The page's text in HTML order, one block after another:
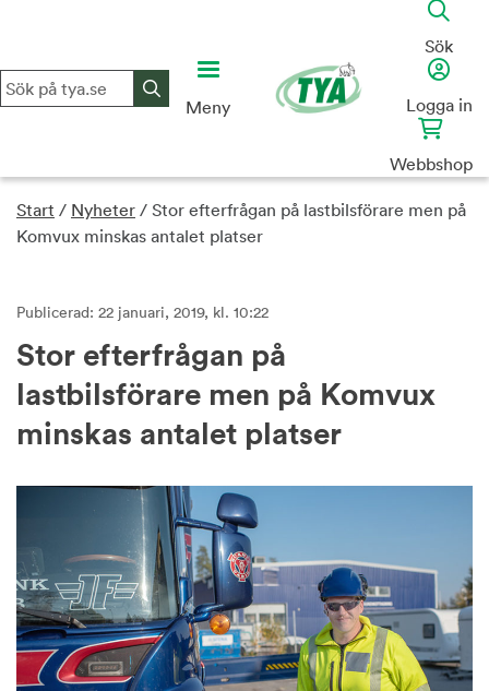
content
Meny
Sök
Logga in
Webbshop
Start / Nyheter / Stor efterfrågan på lastbilsförare men på
Komvux minskas antalet platser
Publicerad: 22 januari, 2019, kl. 10:22
Stor efterfrågan på
lastbilsförare men på Komvux
minskas antalet platser